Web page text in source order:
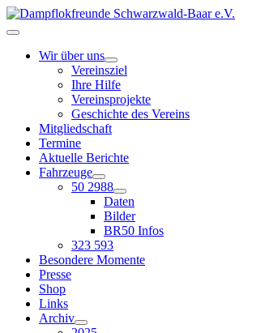
Wir über uns
Vereinsziel
Ihre Hilfe
Vereinsprojekte
Geschichte des Vereins
Mitgliedschaft
Termine
Aktuelle Berichte
Fahrzeuge
50 2988
Daten
Bilder
BR50 Infos
323 593
Besondere Momente
Presse
Shop
Links
Archiv